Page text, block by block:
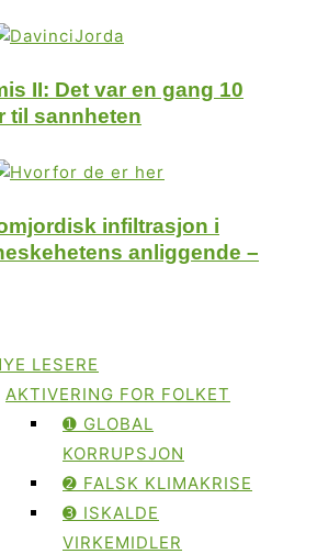
II: Det var en gang 10
til sannheten
infiltrasjon i
anliggende –
LESERE
AKTIVERING FOR FOLKET
➊ GLOBAL
KORRUPSJON
➋ FALSK KLIMAKRISE
➌ ISKALDE
VIRKEMIDLER